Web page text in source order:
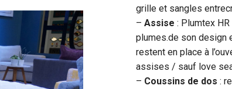
grille et sangles
– Assise : Plumtex
plumes.de son design
restent en place à
assises / sauf love
– Coussins de dos :